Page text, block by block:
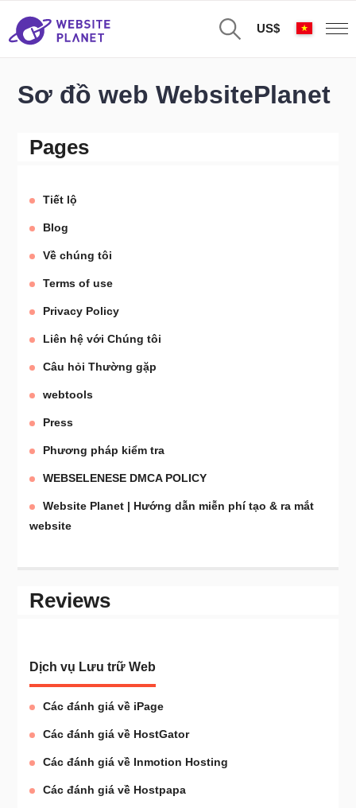
US$
Sơ đồ web WebsitePlanet
Pages
Tiết lộ
Blog
Về chúng tôi
Terms of use
Privacy Policy
Liên hệ với Chúng tôi
Câu hỏi Thường gặp
webtools
Press
Phương pháp kiểm tra
WEBSELENESE DMCA POLICY
Website Planet | Hướng dẫn miễn phí tạo & ra mắt
website
Reviews
Dịch vụ Lưu trữ Web
Các đánh giá về iPage
Các đánh giá về HostGator
Các đánh giá về Inmotion Hosting
Các đánh giá về Hostpapa